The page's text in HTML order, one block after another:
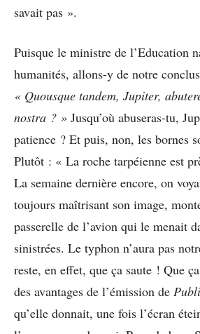
savait pas ».
Puisque le ministre de l’Education
humanités, allons-y de notre
« Quousque tandem, Jupiter,
nostra ? » Jusqu’où abuseras-tu,
patience ? Et puis, non, les bornes
Plutôt : « La roche tarpéienne est
La semaine dernière encore, on
toujours maîtrisant son image,
passerelle de l’avion qui le menait
sinistrées. Le typhon n’aura pas
reste, en effet, que ça saute ! Que
des avantages de l’émission de
qu’elle donnait, une fois l’écran